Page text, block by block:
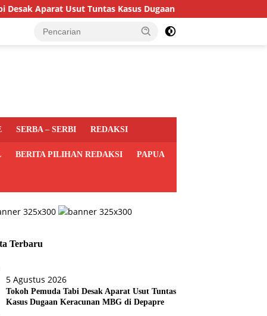
Usut Tuntas Kasus Dugaan Keracunan MBG di Depapre
SERBA – SERBI REDAKSI
BERITA PILIHAN REDAKSI PAPUA
Terbaru
5 Agustus 2026
Tokoh Pemuda Tabi Desak Aparat Usut Tuntas
Kasus Dugaan Keracunan MBG di Depapre